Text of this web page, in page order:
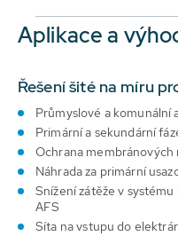
Aplikace a
Řešení šité na míru
Průmyslové a komunální
Primární a sekundární
Ochrana membránových
Náhrada za primární
Snížení zátěže v
AFS
Síta na vstupu do